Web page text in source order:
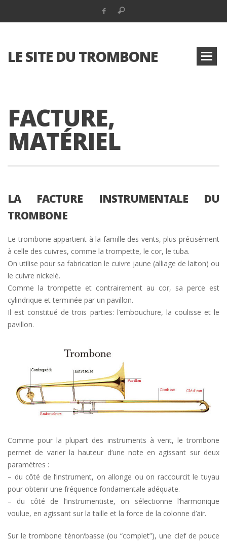
LE SITE DU TROMBONE
FACTURE,
MATÉRIEL
LA FACTURE INSTRUMENTALE DU
TROMBONE
Le trombone appartient à la famille des vents, plus précisément
à celle des cuivres, comme la trompette, le cor, le tuba.
On utilise pour sa fabrication le cuivre jaune (alliage de laiton) ou
le cuivre nickelé.
Comme la trompette et contrairement au cor, sa perce est
cylindrique et terminée par un pavillon.
Il est constitué de trois parties: l’embouchure, la coulisse et le
pavillon.
Comme pour la plupart des instruments à vent, le trombone
permet de varier la hauteur d’une note en agissant sur deux
paramètres :
– du côté de l’instrument, on allonge ou on raccourcit le tuyau
pour obtenir une fréquence fondamentale adéquate.
– du côté de l’instrumentiste, on sélectionne l’harmonique
voulue, en agissant sur la taille et la force de la colonne d’air.
Sur le trombone ténor/basse (ou “complet”), une clef de pouce